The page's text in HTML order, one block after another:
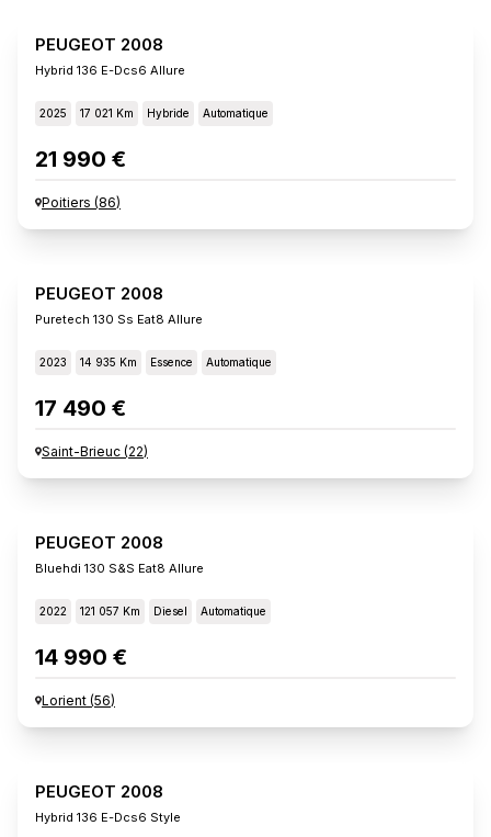
PEUGEOT 2008
Hybrid 136 E-Dcs6 Allure
2025 17 021 Km Hybride Automatique
21 990 €
Poitiers (86)
PEUGEOT 2008
Puretech 130 Ss Eat8 Allure
2023 14 935 Km Essence Automatique
17 490 €
Saint-Brieuc (22)
PEUGEOT 2008
Bluehdi 130 S&s Eat8 Allure
2022 121 057 Km Diesel Automatique
14 990 €
Lorient (56)
PEUGEOT 2008
Hybrid 136 E-Dcs6 Style